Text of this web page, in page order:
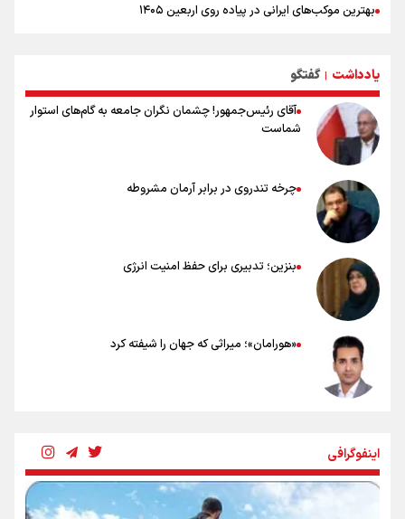
بهترین موکب‌های ایرانی در پیاده روی اربعین ۱۴۰۵
۲۰ نکته دوستانه درباره پیاده روی اربعین و عراقی ها
یادداشت | گفتگو
آقای رئیس‌جمهور! چشمان نگران جامعه به گام‌های استوار
شماست
چرخه تندروی در برابر آرمان مشروطه
بنزین؛ تدبیری برای حفظ امنیت انرژی
«هورامان»؛ میراثی که جهان را شیفته کرد
رسانه ملی و حق مردم برای شنیدن صدای رئیس‌جمهوری
اینفوگرافی